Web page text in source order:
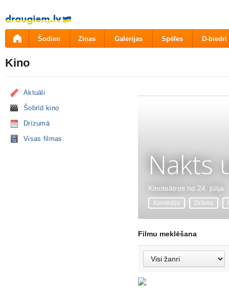
Pāriet
uz
saturu
Šodien Ziņas Galerijas Spēles D-biedri
Kino
Aktuāli
Šobrīd kino
Drīzumā
Visas filmas
Nakts
Kinoteātros no 24. jūlija
Komēdija Drāma
Filmu meklēšana